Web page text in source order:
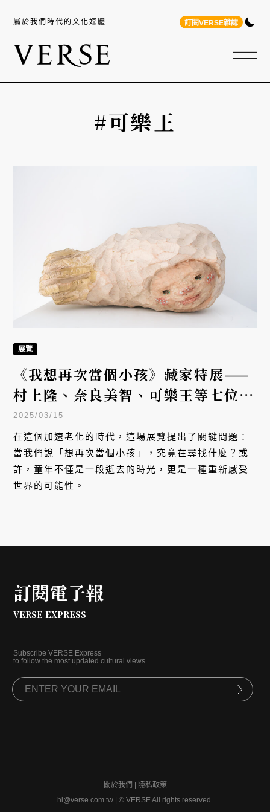
屬於我們時代的文化媒體 訂閱VERSE雜誌
#可樂王
展覽
《我想再次當個小孩》藏家特展——
村上隆、奈良美智、可樂王等七位藝
術家帶你找回內在小孩
2025/03/15
在這個加速老化的時代，這場展覽提出了關鍵問題：
當我們說「想再次當個小孩」，究竟在尋找什麼？或
許，童年不僅是一段逝去的時光，更是一種重新感受
世界的可能性。
訂閱電子報
VERSE EXPRESS
Subscribe VERSE Express
to follow the most updated cultural views.
關於我們
隱私政策
hi@verse.com.tw
© VERSE All rights reserved.